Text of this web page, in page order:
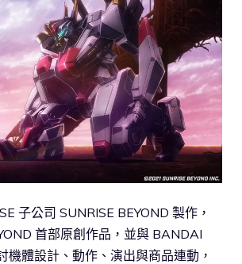
子公司 SUNRISE BEYOND 製作，
首部原創作品，並與 BANDAI
機體設計、動作、演出與商品連動，